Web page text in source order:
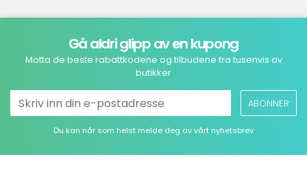
Gå aldri glipp av en kupong
Motta de beste rabattkodene og tilbudene fra tusenvis av
butikker
ABONNER
Du kan når som helst melde deg av vårt nyhetsbrev